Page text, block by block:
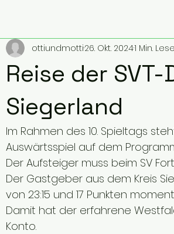
Reise der
Siegerland
ottiundmotti26. Okt. 20241 Min.
Im Rahmen des 10. Spieltags
Auswärtsspiel auf dem
Der Aufsteiger muss beim SV
Der Gastgeber aus dem Kreis
von 23:15 und 17 Punkten
Damit hat der erfahrene
Konto.